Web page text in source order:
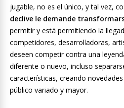
jugable, no es el único, y tal vez,
declive le demande
permitir y está permitiendo la
competidores, desarrolladoras,
deseen competir contra una
diferente o nuevo, incluso
características, creando
público variado y mayor.